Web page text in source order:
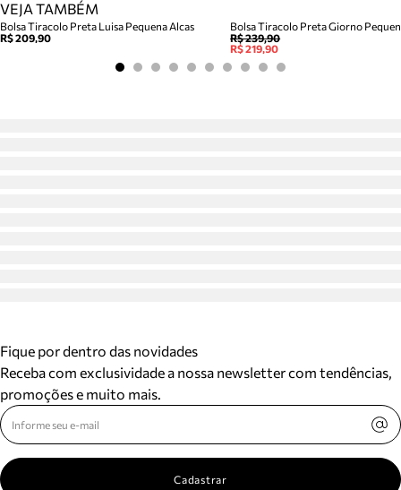
VEJA TAMBÉM
Bolsa Tiracolo Preta Luisa Pequena Alcas
R$ 209,90
Bolsa Tiracolo Preta Giorno
R$ 239,90
R$ 219,90
Fique por dentro das novidades
Receba com exclusividade a nossa newsletter com tendências,
promoções e muito mais.
Cadastrar